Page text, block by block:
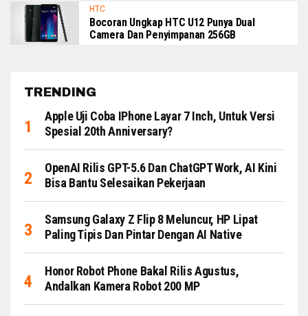
HTC
Bocoran Ungkap HTC U12 Punya Dual
Camera Dan Penyimpanan 256GB
TRENDING
Apple Uji Coba IPhone Layar 7 Inch, Untuk Versi
Spesial 20th Anniversary?
OpenAI Rilis GPT-5.6 Dan ChatGPT Work, AI Kini
Bisa Bantu Selesaikan Pekerjaan
Samsung Galaxy Z Flip 8 Meluncur, HP Lipat
Paling Tipis Dan Pintar Dengan AI Native
Honor Robot Phone Bakal Rilis Agustus,
Andalkan Kamera Robot 200 MP